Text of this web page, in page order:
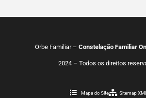
Orbe Familiar – Constelação Familiar
2024 – Todos os direitos
Mapa do Site Sitemap XML